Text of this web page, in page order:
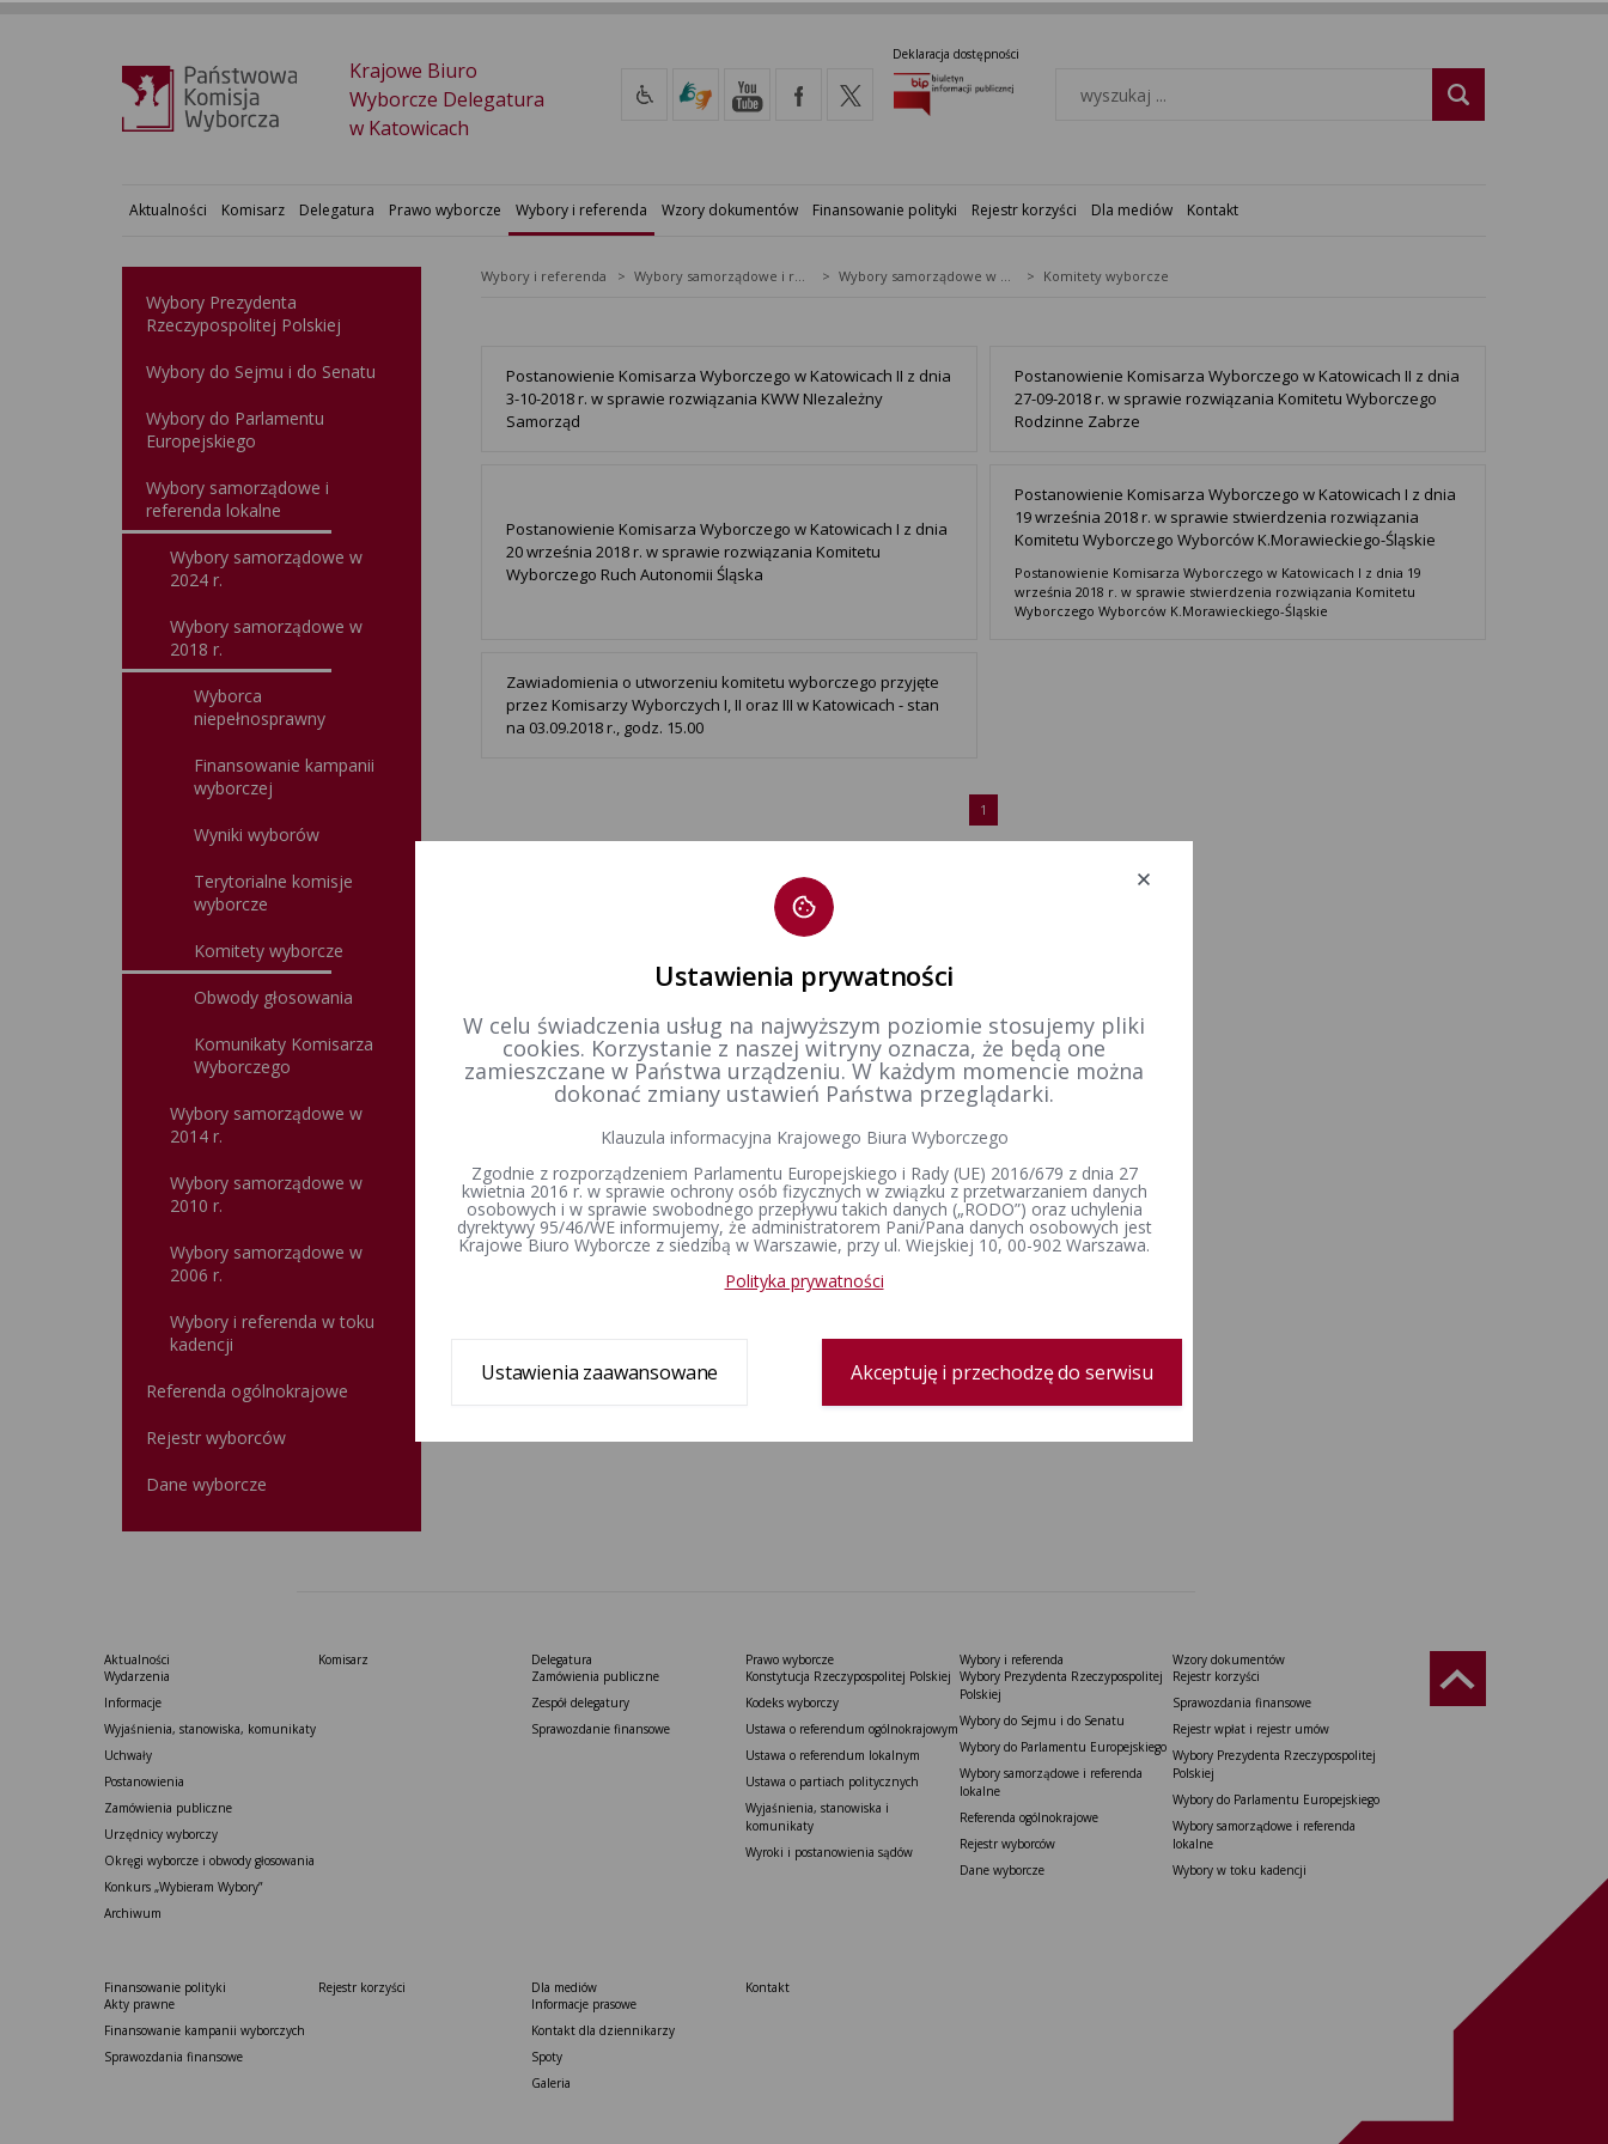
Krajowe Biuro
Wyborcze Delegatura
w Katowicach
Deklaracja dostępności
Aktualności Komisarz Delegatura Prawo wyborcze Wybory i referenda Wzory dokumentów Finansowanie polityki Rejestr korzyści Dla mediów Kontakt
Wybory Prezydenta
Rzeczypospolitej Polskiej
Wybory do Sejmu i do Senatu
Wybory do Parlamentu
Europejskiego
Wybory samorządowe i
referenda lokalne
Wybory samorządowe w
2024 r.
Wybory samorządowe w
2018 r.
Wyborca
niepełnosprawny
Finansowanie kampanii
wyborczej
Wyniki wyborów
Terytorialne komisje
wyborcze
Komitety wyborcze
Obwody głosowania
Komunikaty Komisarza
Wyborczego
Wybory samorządowe w
2014 r.
Wybory samorządowe w
2010 r.
Wybory samorządowe w
2006 r.
Wybory i referenda w toku
kadencji
Referenda ogólnokrajowe
Rejestr wyborców
Dane wyborcze
Wybory i referenda Wybory samorządowe i referenda lokalne Wybory samorządowe w 2018&nbsp;r. Komitety wyborcze
Postanowienie Komisarza Wyborczego w Katowicach II z dnia
3-10-2018 r. w sprawie rozwiązania KWW NIezależny
Samorząd
Postanowienie Komisarza Wyborczego w Katowicach II z dnia
27-09-2018 r. w sprawie rozwiązania Komitetu Wyborczego
Rodzinne Zabrze
Postanowienie Komisarza Wyborczego w Katowicach I z dnia
20 września 2018 r. w sprawie rozwiązania Komitetu
Wyborczego Ruch Autonomii Śląska
Postanowienie Komisarza Wyborczego w Katowicach I z dnia
19 września 2018 r. w sprawie stwierdzenia rozwiązania
Komitetu Wyborczego Wyborców K.Morawieckiego-Śląskie
Postanowienie Komisarza Wyborczego w Katowicach I z dnia 19
września 2018 r. w sprawie stwierdzenia rozwiązania Komitetu
Wyborczego Wyborców K.Morawieckiego-Śląskie
Zawiadomienia o utworzeniu komitetu wyborczego przyjęte
przez Komisarzy Wyborczych I, II oraz III w Katowicach - stan
na 03.09.2018 r., godz. 15.00
1
Aktualności
Wydarzenia
Informacje
Wyjaśnienia, stanowiska, komunikaty
Uchwały
Postanowienia
Zamówienia publiczne
Urzędnicy wyborczy
Okręgi wyborcze i obwody głosowania
Konkurs „Wybieram Wybory”
Archiwum
Komisarz
Delegatura
Zamówienia publiczne
Zespół delegatury
Sprawozdanie finansowe
Prawo wyborcze
Konstytucja Rzeczypospolitej Polskiej​
Kodeks wyborczy
Ustawa o referendum ogólnokrajowym
Ustawa o referendum lokalnym
Ustawa o partiach politycznych
Wyjaśnienia, stanowiska i
komunikaty
Wyroki i postanowienia sądów
Wybory i referenda
Wybory Prezydenta Rzeczypospolitej
Polskiej
Wybory do Sejmu i do Senatu
Wybory do Parlamentu Europejskiego
Wybory samorządowe i referenda
lokalne
Referenda ogólnokrajowe
Rejestr wyborców
Dane wyborcze
Wzory dokumentów
Rejestr korzyści
Sprawozdania finansowe
Rejestr wpłat i rejestr umów
Wybory Prezydenta Rzeczypospolitej
Polskiej
Wybory do Parlamentu Europejskiego
Wybory samorządowe i referenda
lokalne
Wybory w toku kadencji
Finansowanie polityki
Akty prawne
Finansowanie kampanii wyborczych
Sprawozdania finansowe
Rejestr korzyści
Dla mediów
Informacje prasowe
Kontakt dla dziennikarzy
Spoty
Galeria
Kontakt
Ustawienia prywatności
W celu świadczenia usług na najwyższym poziomie stosujemy pliki
cookies. Korzystanie z naszej witryny oznacza, że będą one
zamieszczane w Państwa urządzeniu. W każdym momencie można
dokonać zmiany ustawień Państwa przeglądarki.
Klauzula informacyjna Krajowego Biura Wyborczego
Zgodnie z rozporządzeniem Parlamentu Europejskiego i Rady (UE) 2016/679 z dnia 27
kwietnia 2016 r. w sprawie ochrony osób fizycznych w związku z przetwarzaniem danych
osobowych i w sprawie swobodnego przepływu takich danych („RODO”) oraz uchylenia
dyrektywy 95/46/WE informujemy, że administratorem Pani/Pana danych osobowych jest
Krajowe Biuro Wyborcze z siedzibą w Warszawie, przy ul. Wiejskiej 10, 00-902 Warszawa.
Polityka prywatności
Ustawienia zaawansowane Akceptuję i przechodzę do serwisu